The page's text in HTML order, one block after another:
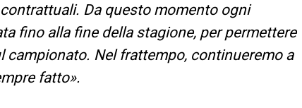
Da questo momento ogni
fino alla fine della stagione, per permettere
Nel frattempo, continueremo a
fatto».